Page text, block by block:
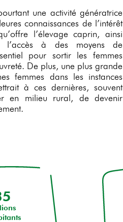
une activité génératrice
connaissances de l’intérêt
l’élevage caprin, ainsi
l’accès à des moyens de
pour sortir les femmes
De plus, une plus grande
femmes dans les instances
à ces dernières, souvent
en milieu rural, de devenir